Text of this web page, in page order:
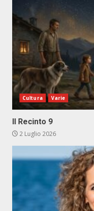
Cultura Varie
Il Recinto 9
2 Luglio 2026